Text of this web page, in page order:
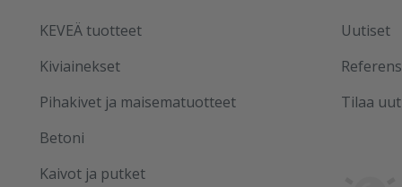
KEVEÄ tuotteet
Kiviainekset
Pihakivet ja maisematuotteet
Betoni
Kaivot ja putket
Uutiset
Tilaa